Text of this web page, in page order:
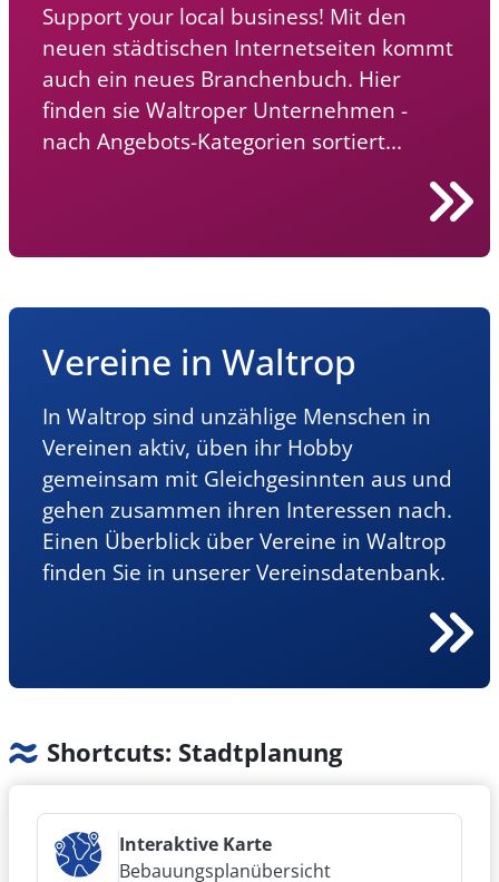
Support your local business! Mit den
neuen städtischen Internetseiten kommt
auch ein neues Branchenbuch. Hier
finden sie Waltroper Unternehmen -
nach Angebots-Kategorien sortiert...
Vereine in Waltrop
In Waltrop sind unzählige Menschen in
Vereinen aktiv, üben ihr Hobby
gemeinsam mit Gleichgesinnten aus und
gehen zusammen ihren Interessen nach.
Einen Überblick über Vereine in Waltrop
finden Sie in unserer Vereinsdatenbank.
Shortcuts: Stadtplanung
Interaktive Karte
Bebauungsplanübersicht